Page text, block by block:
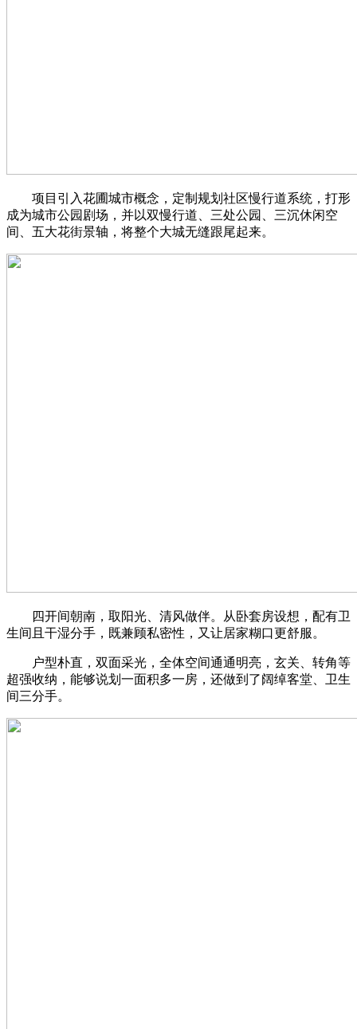
项目引入花圃城市概念，定制规划社区慢行道系统，打形
成为城市公园剧场，并以双慢行道、三处公园、三沉休闲空
间、五大花街景轴，将整个大城无缝跟尾起来。
四开间朝南，取阳光、清风做伴。从卧套房设想，配有卫
生间且干湿分手，既兼顾私密性，又让居家糊口更舒服。
户型朴直，双面采光，全体空间通通明亮，玄关、转角等
超强收纳，能够说划一面积多一房，还做到了阔绰客堂、卫生
间三分手。